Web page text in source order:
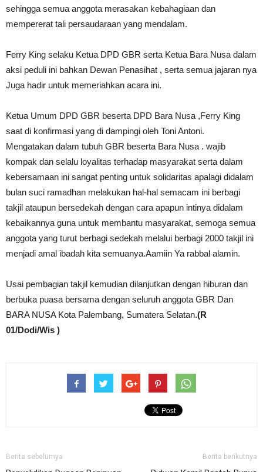
sehingga semua anggota merasakan kebahagiaan dan
mempererat tali persaudaraan yang mendalam.
Ferry King selaku Ketua DPD GBR serta Ketua Bara Nusa dalam
aksi peduli ini bahkan Dewan Penasihat , serta semua jajaran nya
Juga hadir untuk memeriahkan acara ini.
Ketua Umum DPD GBR beserta DPD Bara Nusa ,Ferry King
saat di konfirmasi yang di dampingi oleh Toni Antoni.
Mengatakan dalam tubuh GBR beserta Bara Nusa . wajib
kompak dan selalu loyalitas terhadap masyarakat serta dalam
kebersamaan ini sangat penting untuk solidaritas apalagi didalam
bulan suci ramadhan melakukan hal-hal semacam ini berbagi
takjil ataupun bersedekah dengan cara apapun intinya didalam
kebaikannya guna untuk membantu masyarakat, semoga semua
anggota yang turut berbagi sedekah melalui berbagi 2000 takjil ini
menjadi amal ibadah kita semuanya.Aamiin Ya rabbal alamin.
Usai pembagian takjil kemudian dilanjutkan dengan hiburan dan
berbuka puasa bersama dengan seluruh anggota GBR Dan
BARA NUSA Kota Palembang, Sumatera Selatan.(R
01/Dodi/Wis )
Berita sebelumya Berita berikutnya